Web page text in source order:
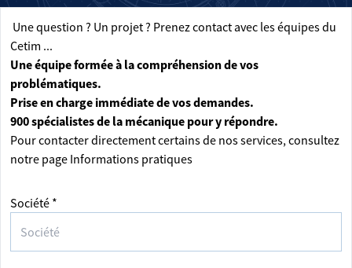
Une question ? Un projet ? Prenez contact avec les équipes du
Cetim ...
Une équipe formée à la compréhension de vos
problématiques.
Prise en charge immédiate de vos demandes.
900 spécialistes de la mécanique pour y répondre.
Pour contacter directement certains de nos services, consultez
notre page Informations pratiques
Société *